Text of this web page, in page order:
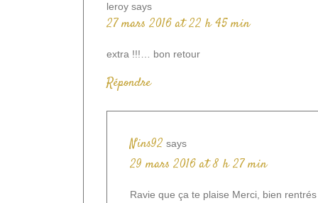
leroy says
27 mars 2016 at 22 h 45 min
extra !!!… bon retour
Répondre
Nins92 says
29 mars 2016 at 8 h 27 min
Ravie que ça te plaise Merci, bien